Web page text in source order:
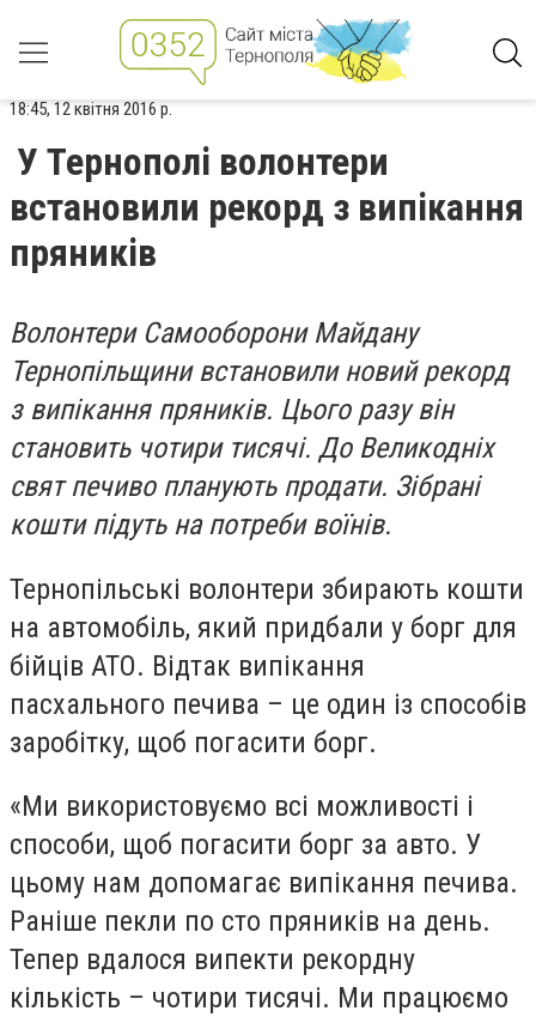
18:45, 12 квітня 2016 р.
У Тернополі волонтери
встановили рекорд з випікання
пряників
Волонтери Самооборони Майдану
Тернопільщини встановили новий рекорд
з випікання пряників. Цього разу він
становить чотири тисячі. До Великодніх
свят печиво планують продати. Зібрані
кошти підуть на потреби воїнів.
Тернопільські волонтери збирають кошти
на автомобіль, який придбали у борг для
бійців АТО. Відтак випікання
пасхального печива – це один із способів
заробітку, щоб погасити борг.
«Ми використовуємо всі можливості і
способи, щоб погасити борг за авто. У
цьому нам допомагає випікання печива.
Раніше пекли по сто пряників на день.
Тепер вдалося випекти рекордну
кількість – чотири тисячі. Ми працюємо